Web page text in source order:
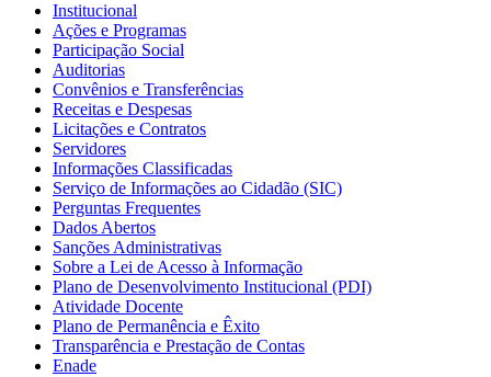
Institucional
Ações e Programas
Participação Social
Auditorias
Convênios e Transferências
Receitas e Despesas
Licitações e Contratos
Servidores
Informações Classificadas
Serviço de Informações ao Cidadão (SIC)
Perguntas Frequentes
Dados Abertos
Sanções Administrativas
Sobre a Lei de Acesso à Informação
Plano de Desenvolvimento Institucional (PDI)
Atividade Docente
Plano de Permanência e Êxito
Transparência e Prestação de Contas
Enade